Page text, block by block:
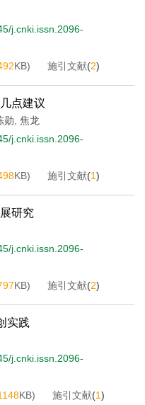
j.cnki.issn.2096-
KB) 施引文献(2)
点建议
勋 焦龙
j.cnki.issn.2096-
KB) 施引文献(1)
研究
j.cnki.issn.2096-
KB) 施引文献(2)
实践
j.cnki.issn.2096-
KB) 施引文献(1)